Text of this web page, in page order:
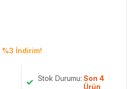
%3 İndirim!
Stok Durumu: Son 4
Ürün